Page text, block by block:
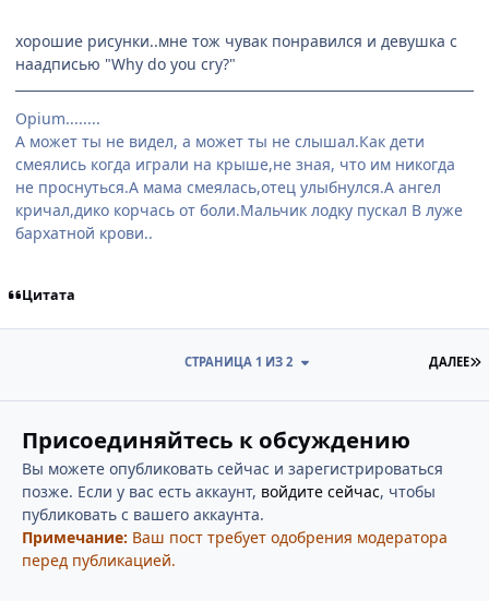
хорошие рисунки..мне тож чувак понравился и девушка с
наадписью "Why do you cry?"
Opium........
А может ты не видел, а может ты не слышал.Как дети
смеялись когда играли на крыше,не зная, что им никогда
не проснуться.А мама смеялась,отец улыбнулся.А ангел
кричал,дико корчась от боли.Мальчик лодку пускал В луже
бархатной крови..
Цитата
ДАЛЕЕ
СТРАНИЦА 1 ИЗ 2
Присоединяйтесь к обсуждению
Вы можете опубликовать сейчас и зарегистрироваться
позже. Если у вас есть аккаунт, войдите сейчас, чтобы
публиковать с вашего аккаунта.
Примечание: Ваш пост требует одобрения модератора
перед публикацией.